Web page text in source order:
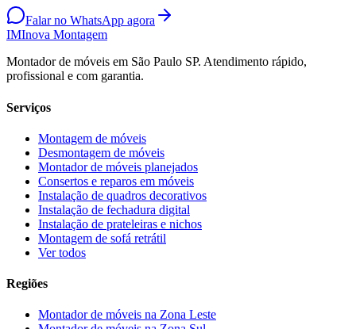
Falar no WhatsApp agora
IMInova Montagem
Montador de móveis em São Paulo SP. Atendimento rápido,
profissional e com garantia.
Serviços
Montagem de móveis
Desmontagem de móveis
Montador de móveis planejados
Consertos e reparos em móveis
Instalação de quadros decorativos
Instalação de fechadura digital
Instalação de prateleiras e nichos
Montagem de sofá retrátil
Ver todos
Regiões
Montador de móveis na Zona Leste